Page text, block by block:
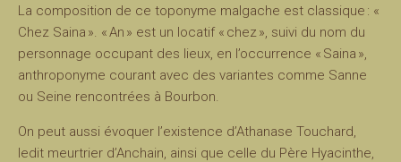
La composition de ce toponyme malgache est classique : «
Chez Saina ». « An » est un locatif « chez », suivi du nom du
personnage occupant des lieux, en l’occurrence « Saina »,
anthroponyme courant avec des variantes comme Sanne
ou Seine rencontrées à Bourbon.
On peut aussi évoquer l’existence d’Athanase Touchard,
ledit meurtrier d’Anchain, ainsi que celle du Père Hyacinthe,